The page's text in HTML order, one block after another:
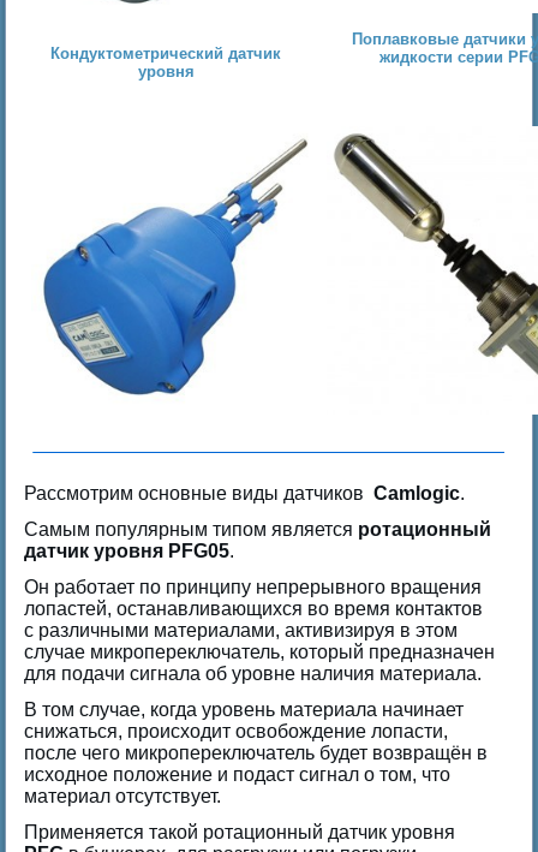
Кондуктометрический датчик
уровня
Поплавковые датчики
жидкости серии
Рассмотрим основные виды датчиковCamlogic.
Самым популярным типом является ротационный
датчик уровня PFG05.
Он работает по принципу непрерывного вращения
лопастей, останавливающихся во время контактов
с различными материалами, активизируя в этом
случае микропереключатель, который предназначен
для подачи сигнала об уровне наличия материала.
В том случае, когда уровень материала начинает
снижаться, происходит освобождение лопасти,
после чего микропереключатель будет возвращён в
исходное положение и подаст сигнал о том, что
материал отсутствует.
Применяется такой ротационный датчик уровня